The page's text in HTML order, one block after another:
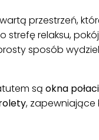
przestrzeń,
strefę relaksu,
sposób
są okna
, zapewniające